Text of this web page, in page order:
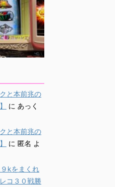
と本前兆の
に あっく
と本前兆の
に 匿名 よ
kをまくれ
コ３０戦勝